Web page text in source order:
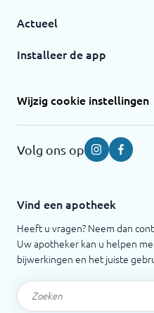
Actueel
Installeer de app
Wijzig cookie instellingen
Volg ons op Instagram
Vind een apotheek
Heeft u vragen? Neem dan
Uw apotheker kan u helpen
bijwerkingen en het juiste